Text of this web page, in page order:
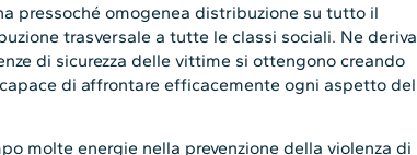
pressoché omogenea distribuzione su tutto il
trasversale a tutte le classi sociali. Ne deriva
di sicurezza delle vittime si ottengono creando
di affrontare efficacemente ogni aspetto del
molte energie nella prevenzione della violenza di